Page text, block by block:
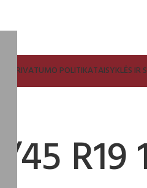
PRIVATUMO POLITIKATAISYKLĖS IR
R19